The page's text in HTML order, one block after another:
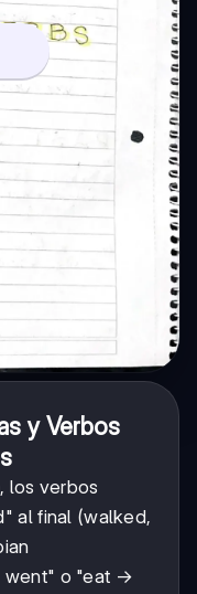
y Verbos
, los verbos
al final (walked,
went" o "eat →